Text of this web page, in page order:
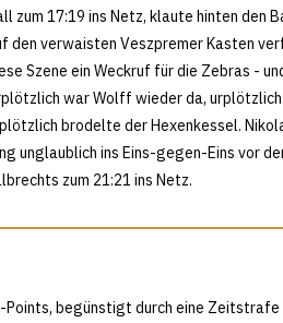
zum 17:19 ins Netz, klaute hinten den
den verwaisten Veszpremer Kasten
Szene ein Weckruf für die Zebras -
war Wolff wieder da,
brodelte der Hexenkessel.
unglaublich ins Eins-gegen-Eins vor
zum 21:21 ins Netz.
Points, begünstigt durch eine